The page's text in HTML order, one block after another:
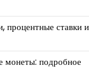
процентные ставки и
монеты: подробное